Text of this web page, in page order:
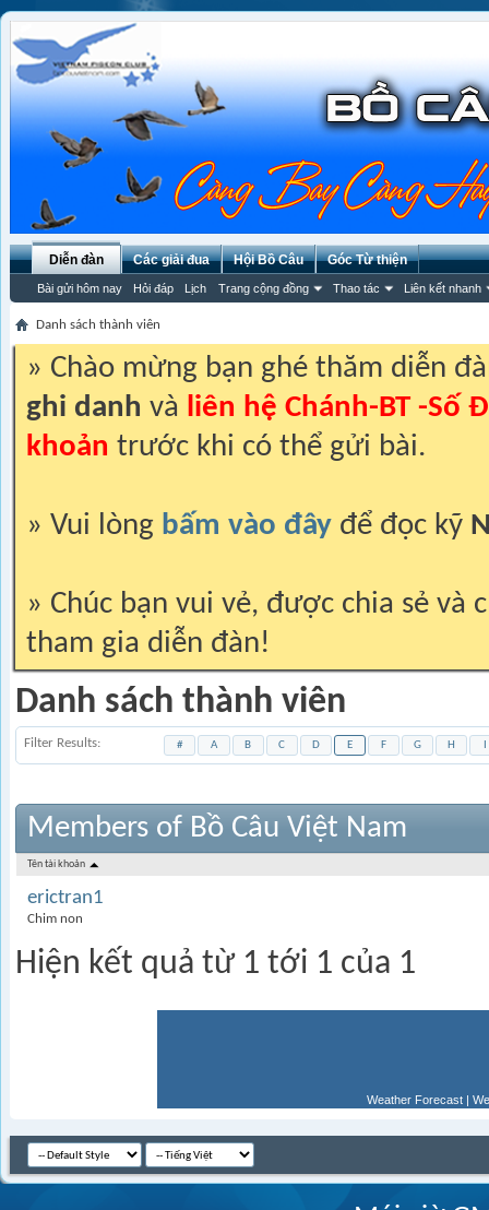
Diễn đàn
Bài gửi hôm nay Hỏi đáp Lịch Trang cộng đồng Thao tác Liên kết nhanh
Các giải đua Hội Bồ Câu Góc Từ thiện
Danh sách thành viên
» Chào mừng bạn ghé thăm diễn
ghi danh và liên hệ Chánh-BT -Số
khoản trước khi có thể gửi bài.
» Vui lòng bấm vào đây để đọc kỹ
» Chúc bạn vui vẻ, được chia sẻ và
tham gia diễn đàn!
Danh sách thành viên
Filter Results # A B C D E F G H
Members of Bồ Câu Việt Nam
Tên tài khoản
erictran1
Chim non
Hiện kết quả từ 1 tới 1 của 1
Weather Forecast |